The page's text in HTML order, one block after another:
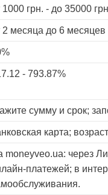
1000 грн. - до 35000
2 месяца до 6 месяцев
- 793.87%
сумму и срок;
карта;
moneyveo.ua: через
платежей; в